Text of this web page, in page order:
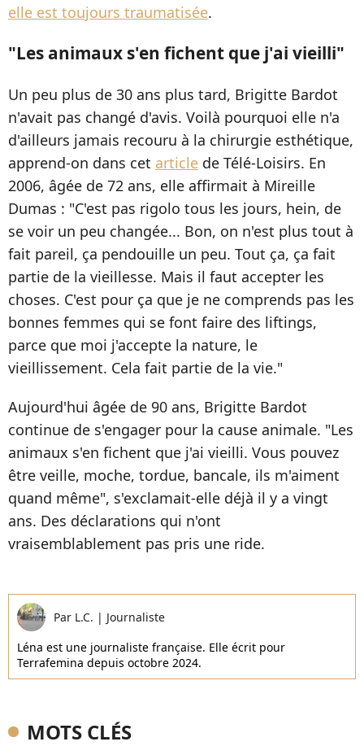
elle est toujours traumatisée.
"Les animaux s'en fichent que j'ai vieilli"
Un peu plus de 30 ans plus tard, Brigitte Bardot
n'avait pas changé d'avis. Voilà pourquoi elle n'a
d'ailleurs jamais recouru à la chirurgie esthétique,
apprend-on dans cet article de Télé-Loisirs. En
2006, âgée de 72 ans, elle affirmait à Mireille
Dumas : "C'est pas rigolo tous les jours, hein, de
se voir un peu changée... Bon, on n'est plus tout à
fait pareil, ça pendouille un peu. Tout ça, ça fait
partie de la vieillesse. Mais il faut accepter les
choses. C'est pour ça que je ne comprends pas les
bonnes femmes qui se font faire des liftings,
parce que moi j'accepte la nature, le
vieillissement. Cela fait partie de la vie."
Aujourd'hui âgée de 90 ans, Brigitte Bardot
continue de s'engager pour la cause animale. "Les
animaux s'en fichent que j'ai vieilli. Vous pouvez
être veille, moche, tordue, bancale, ils m'aiment
quand même", s'exclamait-elle déjà il y a vingt
ans. Des déclarations qui n'ont
vraisemblablement pas pris une ride.
Par L.C. | Journaliste
Léna est une journaliste française. Elle écrit pour
Terrafemina depuis octobre 2024.
MOTS CLÉS